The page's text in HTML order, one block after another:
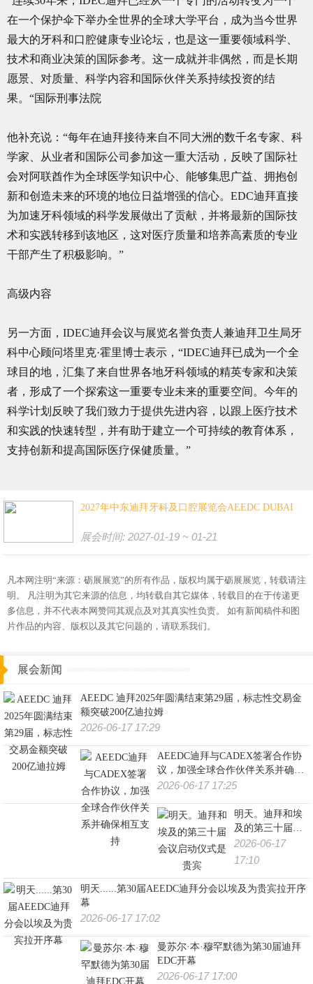
在一个保护伞下举办全世界的全球大学平台，成为当今世界
最大的牙科和口腔健康专业论坛，也是这一重要领域科学、
技术和商业决策的国际参考。这一成就并非偶然，而是长期
愿景、对质量、科学内容和国际伙伴关系持续投资的结
果。“国际刑事法院
他补充说：“每年在迪拜接待来自不同大洲的数千名专家、科
学家、从业者和国际公司参加这一重大活动，反映了国际社
会对阿联酋作为全球医学知识中心、能够集思广益、拥抱创
新和创造未来的环境的地位日益增强的信心。EDC迪拜直接
为加速牙科领域的科学发展做出了贡献，并将最新的国际技
术和实践转移到该地区，这对医疗质量和培养高素质的专业
干部产生了积极影响。”
高级内容
另一方面，IDEC迪拜会议与展览名誉负责人兼迪拜卫生局牙
科中心顾问塔里克·霍里博士表示，“IDEC迪拜已成为一个全
球目的地，汇集了来自世界各地牙科领域的精英专家和决策
者，形成了一个探索这一重要专业未来的重要空间。今年的
科学计划反映了我们致力于提供先进内容，以跟上医疗技术
和实践的快速转型，并有助于建立一个可持续的教育体系，
支持创新和提高国际医疗保健质量。”
2027年中东迪拜牙科及口腔展览会AEEDC DUBAI
展会时间: 2027-01-19 ~ 01-21
凡本网注明“来源：砺展展览”的所有作品，版权均属于砺展展览，转载请注
明。 凡注明为其它来源的信息，均转载自其它媒体，转载目的在于传递更
多信息，并不代表本网赞同其观点及对其真实性负责。 如有新闻稿件和图
片作品的内容、版权以及其它问题的，请联系我们。
展会新闻
AEEDC 迪拜2025年圆满结束第29届，标志性交易金
额突破200亿迪拉姆
2026-06-17 17:29
AEEDC迪拜与CADEX签署合作协
议，加强全球合作伙伴关系并确保
相互支持
2026-06-17 17:25
明天。迪拜和埃
及的第三十届会
议启动仪式是贵
宾
2026-06-17
17:10
明天......第30届AEEDC迪拜分会以埃及为贵宾拉开序
幕
2026-06-17 17:02
曼苏尔·本·穆罕默德为第30届迪拜
EDC开幕
2026-06-17 17:00